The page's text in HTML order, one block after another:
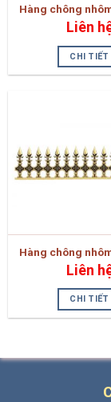
Hàng chông
Liên
CHI TIẾT
Hàng chông
Liên
CHI TIẾT